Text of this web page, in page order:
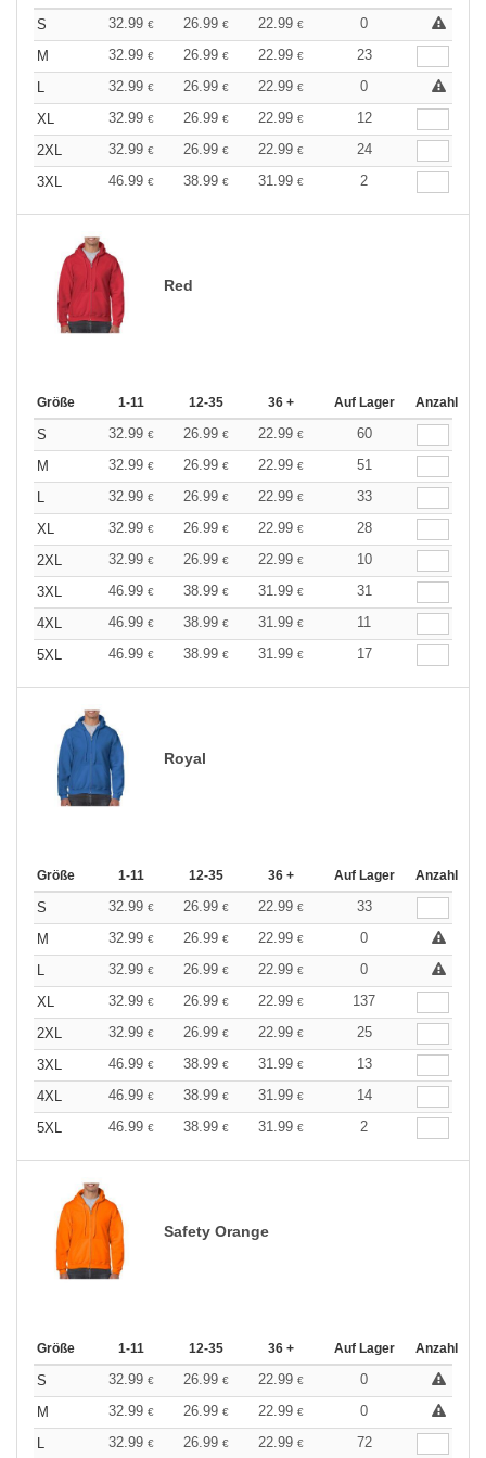
S 32.99 € 26.99 € 22.99 €
0
M
32.99 € 26.99 € 22.99 €
23
L
32.99 € 26.99 € 22.99 €
0
XL
32.99 € 26.99 € 22.99 €
12
2XL
32.99 € 26.99 € 22.99 €
24
3XL
46.99 € 38.99 € 31.99 € 2
Red
Größe 1-11 12-35 36 + Auf Lager Anzahl
S 32.99 € 26.99 € 22.99 €
60
M
32.99 € 26.99 € 22.99 €
51
L
32.99 € 26.99 € 22.99 €
33
XL
32.99 € 26.99 € 22.99 €
28
2XL
32.99 € 26.99 € 22.99 €
10
3XL
46.99 € 38.99 € 31.99 €
31
4XL
46.99 € 38.99 € 31.99 €
11
5XL
46.99 € 38.99 € 31.99 € 17
Royal
Größe 1-11 12-35 36 + Auf Lager Anzahl
S 32.99 € 26.99 € 22.99 €
33
M
32.99 € 26.99 € 22.99 €
0
L
32.99 € 26.99 € 22.99 €
0
XL
32.99 € 26.99 € 22.99 €
137
2XL
32.99 € 26.99 € 22.99 €
25
3XL
46.99 € 38.99 € 31.99 €
13
4XL
46.99 € 38.99 € 31.99 €
14
5XL
46.99 € 38.99 € 31.99 € 2
Safety Orange
Größe 1-11 12-35 36 + Auf Lager Anzahl
S 32.99 € 26.99 € 22.99 €
0
M
32.99 € 26.99 € 22.99 €
0
L
32.99 € 26.99 € 22.99 €
72